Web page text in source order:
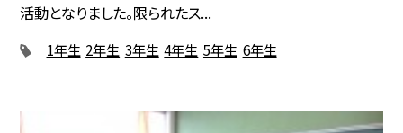
活動となりました。限られたス...
1年生 2年生 3年生 4年生 5年生 6年生